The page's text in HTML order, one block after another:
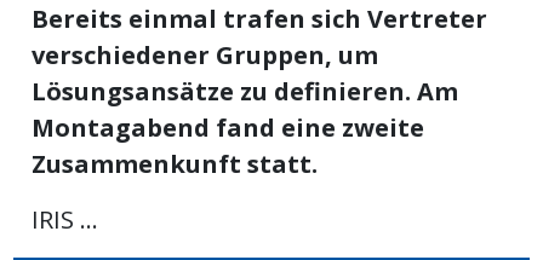
Bereits einmal trafen sich Vertreter
verschiedener Gruppen, um
Lösungsansätze zu definieren. Am
Montagabend fand eine zweite
Zusammenkunft statt.
IRIS ...